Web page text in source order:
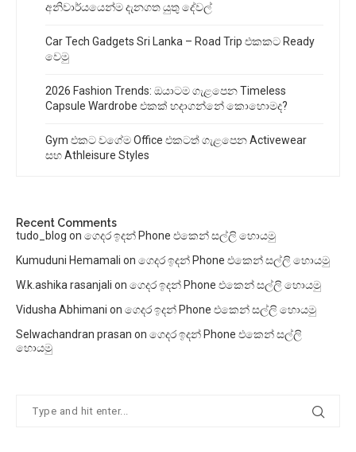
අනිවාර්යයෙන්ම දැනගත යුතු දේවල්
Car Tech Gadgets Sri Lanka – Road Trip එකකට Ready
වෙමු
2026 Fashion Trends: ඔයාටම ගැළපෙන Timeless
Capsule Wardrobe එකක් හදාගන්නේ කොහොමද?
Gym එකට වගේම Office එකටත් ගැළපෙන Activewear
සහ Athleisure Styles
Recent Comments
tudo_blog on ගෙදර ඉදන් Phone එකෙන් සල්ලි හොයමු
Kumuduni Hemamali on ගෙදර ඉදන් Phone එකෙන් සල්ලි හොයමු
W.k.ashika rasanjali on ගෙදර ඉදන් Phone එකෙන් සල්ලි හොයමු
Vidusha Abhimani on ගෙදර ඉදන් Phone එකෙන් සල්ලි හොයමු
Selwachandran prasan on ගෙදර ඉදන් Phone එකෙන් සල්ලි
හොයමු